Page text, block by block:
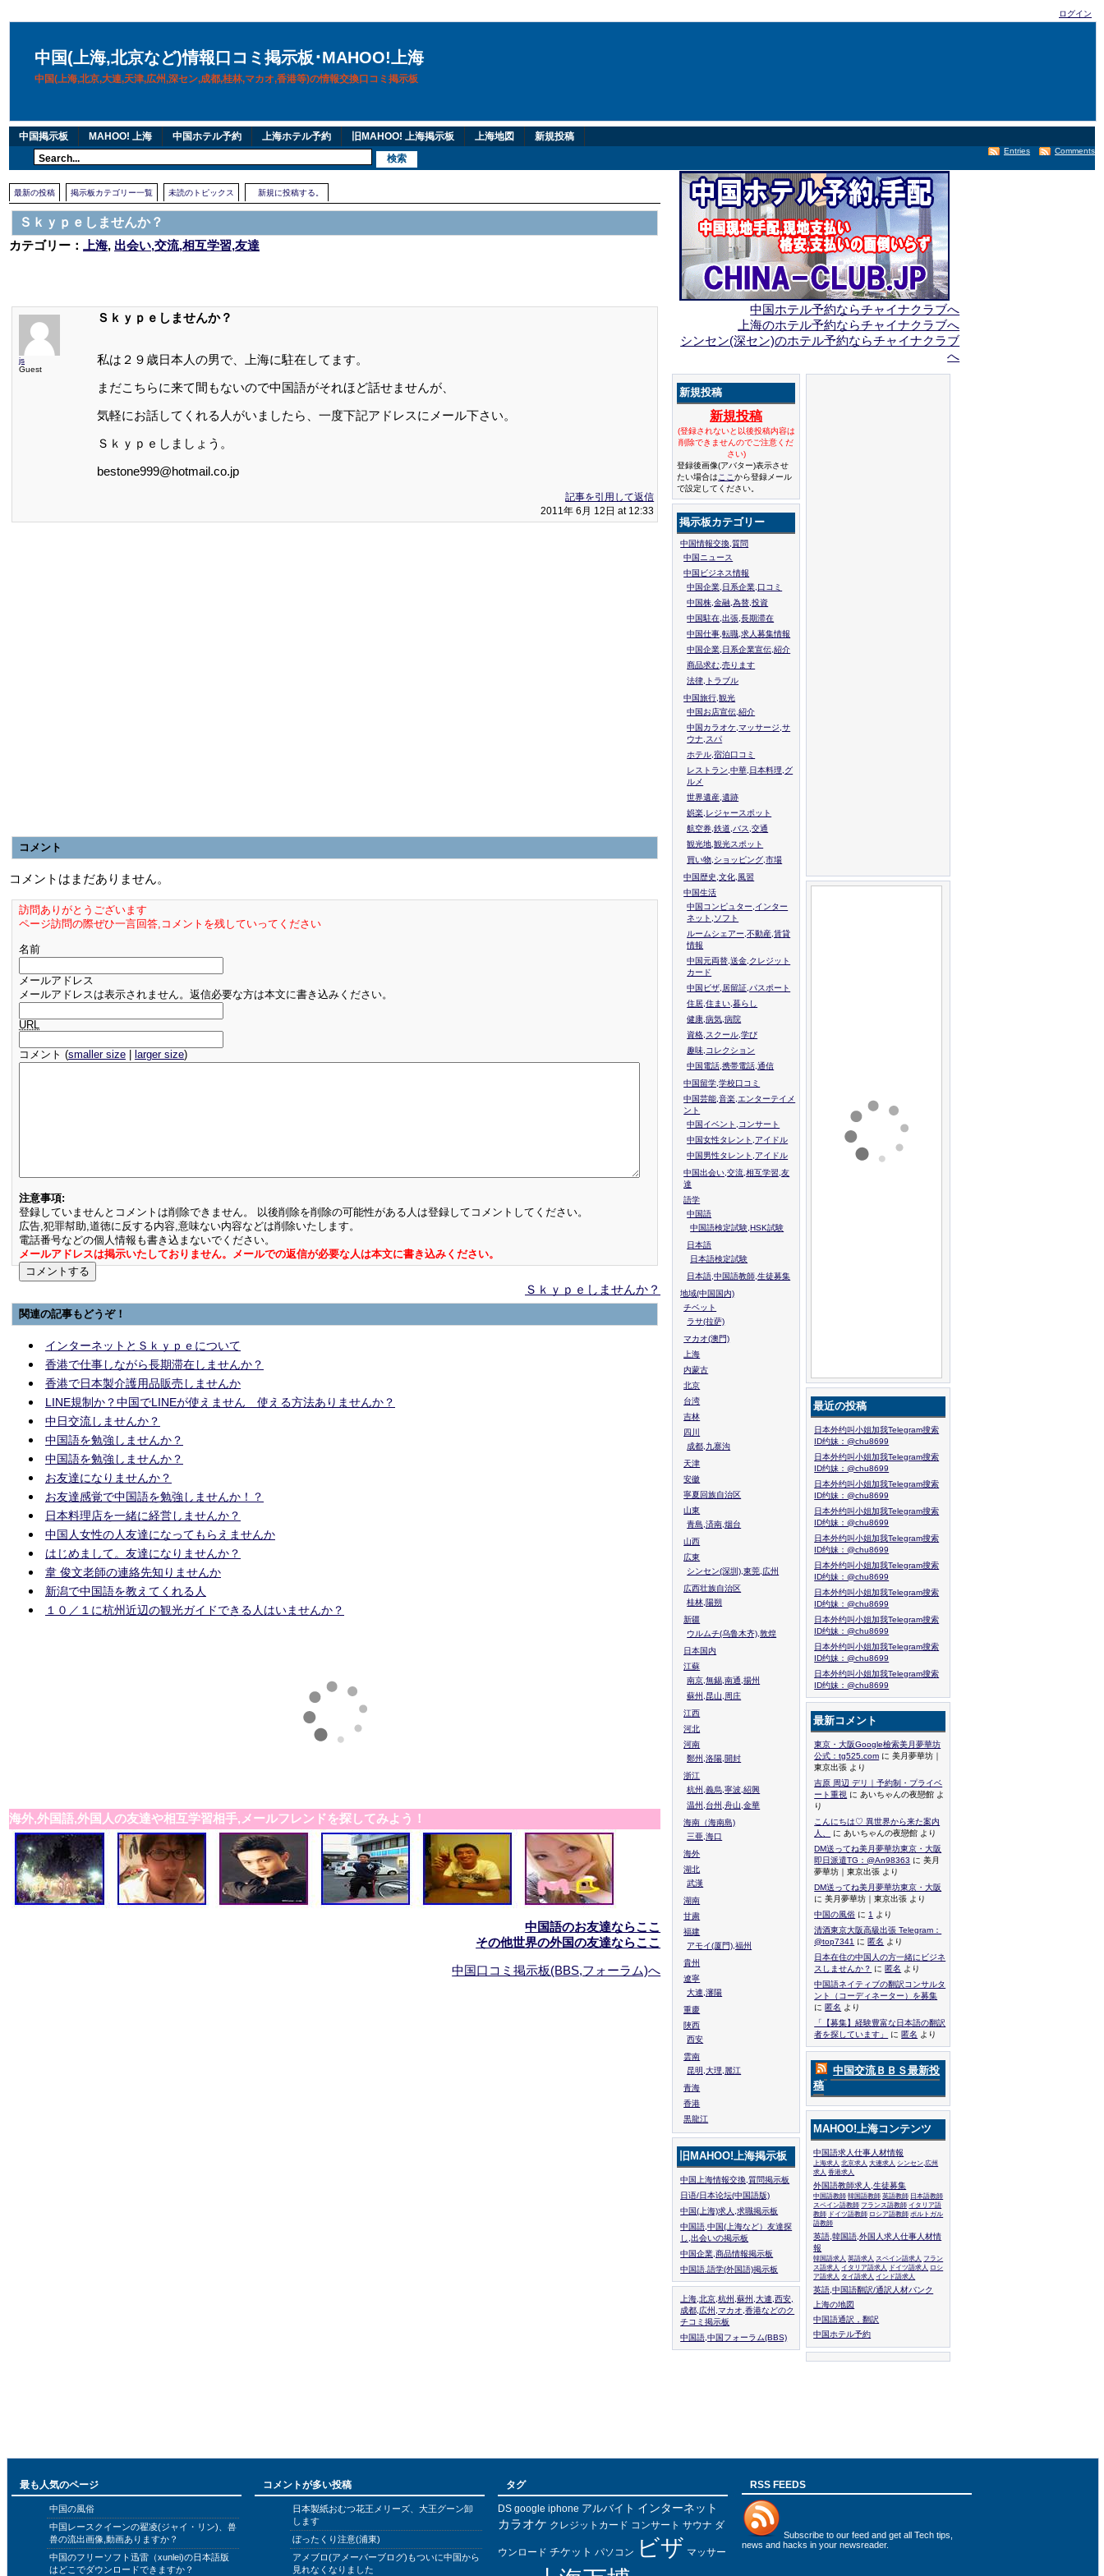
ログイン
中国(上海,北京など)情報口コミ掲示板･MAHOO!上海
中国(上海,北京,大連,天津,広州,深セン,成都,桂林,マカオ,香港等)の情報交換口コミ掲示板
中国掲示板 MAHOO! 上海 中国ホテル予約 上海ホテル予約 旧MAHOO! 上海掲示板 上海地図 新規投稿
Comments
Entries
最新の投稿 掲示板カテゴリー一覧 未読のトピックス 新規に投稿する。
Ｓｋｙｐｅしませんか？
カテゴリー：
上海, 出会い,交流,相互学習,友達
js
Guest
Ｓｋｙｐｅしませんか？
私は２９歳日本人の男で、上海に駐在してます。
まだこちらに来て間もないので中国語がそれほど話せませんが、
気軽にお話してくれる人がいましたら、一度下記アドレスにメール下さい。
Ｓｋｙｐｅしましょう。
bestone999@hotmail.co.jp
記事を引用して返信
2011年 6月 12日 at 12:33
コメント
コメントはまだありません。
訪問ありがとうございます
ページ訪問の際ぜひ一言回答,コメントを残していってください
名前
メールアドレス
メールアドレスは表示されません。返信必要な方は本文に書き込みください。
URL
コメント (smaller size larger size)
注意事項:
登録していませんとコメントは削除できません。 以後削除を削除の可能性がある人は登録してコメントしてください。
広告,犯罪幇助,道徳に反する内容,意味ない内容などは削除いたします。
電話番号などの個人情報も書き込まないでください。
メールアドレスは掲示いたしておりません。メールでの返信が必要な人は本文に書き込みください。
Ｓｋｙｐｅしませんか？
関連の記事もどうぞ！
インターネットとＳｋｙｐｅについて
香港で仕事しながら長期滞在しませんか？
香港で日本製介護用品販売しませんか
LINE規制か？中国でLINEが使えません 使える方法ありませんか？
中日交流しませんか？
中国語を勉強しませんか？
中国語を勉強しませんか？
お友達になりませんか？
お友達感覚で中国語を勉強しませんか！？
日本料理店を一緒に経営しませんか？
中国人女性の人友達になってもらえませんか
はじめまして。友達になりませんか？
韋 俊文老師の連絡先知りませんか
新潟で中国語を教えてくれる人
１０／１に杭州近辺の観光ガイドできる人はいませんか？
海外,外国語,外国人の友達や相互学習相手,メールフレンドを探してみよう！
中国語のお友達ならここ
その他世界の外国の友達ならここ
中国口コミ掲示板(BBS,フォーラム)へ
中国ホテル予約ならチャイナクラブへ
上海のホテル予約ならチャイナクラブへ
シンセン(深セン)のホテル予約ならチャイナクラブ
へ
新規投稿
新規投稿
(登録されないと以後投稿内容は
削除できませんのでご注意くだ
さい)
登録後画像(アバター)表示させ
たい場合は ここから登録メール
で設定してください。
掲示板カテゴリー
中国情報交換,質問
中国ニュース
中国ビジネス情報
中国企業,日系企業,口コミ
中国株,金融,為替,投資
中国駐在,出張,長期滞在
中国仕事,転職,求人募集情報
中国企業,日系企業宣伝,紹介
商品求む,売ります
法律,トラブル
中国旅行,観光
中国お店宣伝,紹介
中国カラオケ,マッサージ,サ
ウナ,スパ
ホテル,宿泊口コミ
レストラン,中華,日本料理,グ
ルメ
世界遺産,遺跡
娯楽,レジャースポット
航空券,鉄道,バス,交通
観光地,観光スポット
買い物,ショッピング,市場
中国歴史,文化,風習
中国生活
中国コンピュター,インター
ネット,ソフト
ルームシェアー,不動産,賃貸
情報
中国元両替,送金,クレジット
カード
中国ビザ,居留証,パスポート
住居,住まい,暮らし
健康,病気,病院
資格,スクール,学び
趣味,コレクション
中国電話,携帯電話,通信
中国留学,学校口コミ
中国芸能,音楽,エンターテイメ
ント
中国イベント,コンサート
中国女性タレント,アイドル
中国男性タレント,アイドル
中国出会い,交流,相互学習,友
達
語学
中国語
中国語検定試験,HSK試験
日本語
日本語検定試験
日本語,中国語教師,生徒募集
地域(中国国内)
チベット
ラサ(拉萨)
マカオ(澳門)
上海
内蒙古
北京
台湾
吉林
四川
成都,九寨沟
天津
安徽
寧夏回族自治区
山東
青島,済南,烟台
山西
広東
シンセン(深圳),東莞,広州
広西壮族自治区
桂林,陽朔
新疆
ウルムチ(乌鲁木齐),敦煌
日本国内
江蘇
南京,無錫,南通,揚州
蘇州,昆山,周庄
江西
河北
河南
鄭州,洛陽,開封
浙江
杭州,義烏,寧波,紹興
温州,台州,舟山,金華
海南（海南島)
三亜,海口
海外
湖北
武漢
湖南
甘粛
福建
アモイ(厦門),福州
貴州
遼寧
大連,瀋陽
重慶
陜西
西安
雲南
昆明,大理,麗江
青海
香港
黒龍江
旧MAHOO!上海掲示板
中国上海情報交換,質問掲示板
日语/日本论坛(中国語版)
中国(上海)求人,求職掲示板
中国語,中国(上海など）友達探
し,出会いの掲示板
中国企業,商品情報掲示板
中国語.語学(外国語)掲示板
上海,北京,杭州,蘇州,大連,西安,
成都,広州,マカオ,香港などのク
チコミ掲示板
中国語,中国フォーラム(BBS)
最近の投稿
日本外约叫小姐加我Telegram搜索
ID约妹：@chu8699
日本外约叫小姐加我Telegram搜索
ID约妹：@chu8699
日本外约叫小姐加我Telegram搜索
ID约妹：@chu8699
日本外约叫小姐加我Telegram搜索
ID约妹：@chu8699
日本外约叫小姐加我Telegram搜索
ID约妹：@chu8699
日本外约叫小姐加我Telegram搜索
ID约妹：@chu8699
日本外约叫小姐加我Telegram搜索
ID约妹：@chu8699
日本外约叫小姐加我Telegram搜索
ID约妹：@chu8699
日本外约叫小姐加我Telegram搜索
ID约妹：@chu8699
日本外约叫小姐加我Telegram搜索
ID约妹：@chu8699
最新コメント
東京・大阪Google檢索美月夢華坊
公式：tg525.com に 美月夢華坊｜
東京出張 より
吉原 周辺 デリ｜予約制・プライベ
ート重視 に あいちゃんの夜戀館 よ
り
こんにちは♡ 異世界から来た案内
人、
に あいちゃんの夜戀館 より
DM送ってね美月夢華坊東京・大阪
即日派遣TG：@An98363 に 美月
夢華坊｜東京出張 より
DM送ってね美月夢華坊東京・大阪
に 美月夢華坊｜東京出張 より
中国の風俗 に 1
より
清酒東京大阪高級出張 Telegram：
@top7341 に 匿名 より
日本在住の中国人の方一緒にビジネ
スしませんか？ に 匿名 より
中国語ネイティブの翻訳コンサルタ
ント（コーディネーター）を募集
に 匿名 より
「【募集】経験豊富な日本語の翻訳
者を探しています」
に 匿名 より
中国交流ＢＢＳ最新投
稿
MAHOO!上海コンテンツ
中国語求人仕事人材情報
上海求人 北京求人 大連求人 シンセン,広州
求人 香港求人
外国語教師求人,生徒募集
中国語教師 韓国語教師 英語教師 日本語教師
スペイン語教師 フランス語教師 イタリア語
教師 ドイツ語教師 ロシア語教師 ポルトガル
語教師
英語,韓国語,外国人求人仕事人材情
報
韓国語求人 英語求人 スペイン語求人 フラン
ス語求人 イタリア語求人 ドイツ語求人 ロシ
ア語求人 タイ語求人 インド語求人
英語,中国語翻訳/通訳人材バンク
上海の地図
中国語通訳，翻訳
中国ホテル予約
最も人気のページ
中国の風俗
中国レースクイーンの翟凌(ジャイ・リン)、兽
兽の流出画像,動画ありますか？
中国のフリーソフト迅雷（xunlei)の日本語版
はどこでダウンロードできますか？
コメントが多い投稿
日本製紙おむつ花王メリーズ、大王グーン卸
します
ぼったくり注意(浦東)
アメブロ(アメーバーブログ)もついに中国から
見れなくなりました
タグ
DS google iphone アルバイト インターネット
カラオケ クレジットカード コンサート サウナ ダ
ウンロード チケット パソコン ビザ マッサー
RSS FEEDS
Subscribe to our feed and get all Tech tips,
news and hacks in your newsreader.